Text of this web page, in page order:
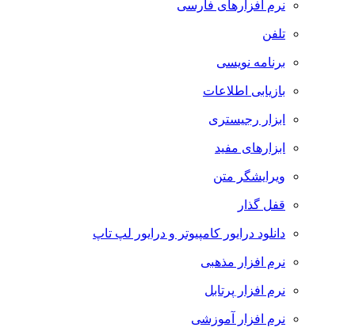
نرم افزارهای فارسی
تلفن
برنامه نویسی
بازیابی اطلاعات
ابزار رجیستری
ابزارهای مفید
ویرایشگر متن
قفل گذار
دانلود درایور کامپیوتر و درایور لپ تاپ
نرم افزار مذهبی
نرم افزار پرتابل
نرم افزار آموزشی